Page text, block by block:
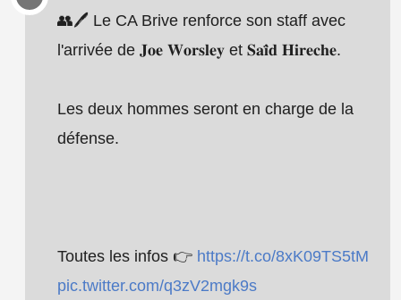
👥🖊️ Le CA Brive renforce son staff avec
l'arrivée de 𝐉𝐨𝐞 𝐖𝐨𝐫𝐬𝐥𝐞𝐲 et 𝐒𝐚𝐢̈𝐝 𝐇𝐢𝐫𝐞𝐜𝐡𝐞.
Les deux hommes seront en charge de la
défense.
Toutes les infos 👉 https://t.co/8xK09TS5tM
pic.twitter.com/q3zV2mgk9s